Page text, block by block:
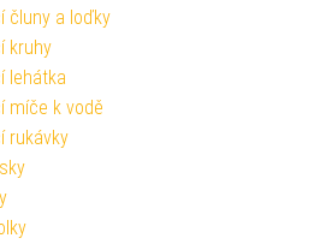
čluny a loďky
kruhy
lehátka
míče k vodě
rukávky